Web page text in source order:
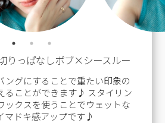
りっぱなしボブ×シースルー
ングにすることで重たい印象の
ることができます♪ スタイリン
ックスを使うことでウェットな
マドキ感アップです♪